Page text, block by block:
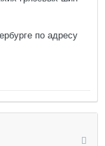
по адресу